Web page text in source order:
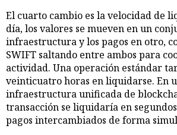
El cuarto cambio es la velocidad de
día, los valores se mueven en un
infraestructura y los pagos en otro,
SWIFT saltando entre ambos para
actividad. Una operación estándar
veinticuatro horas en liquidarse. En
infraestructura unificada de
transacción se liquidaría en
pagos intercambiados de forma